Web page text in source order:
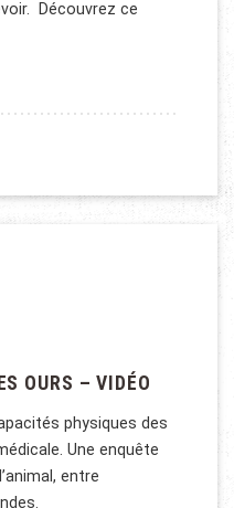
Découvrez ce
UN OURS À MAIN NUE ?
OURS – VIDÉO
physiques des
Une enquête
entre